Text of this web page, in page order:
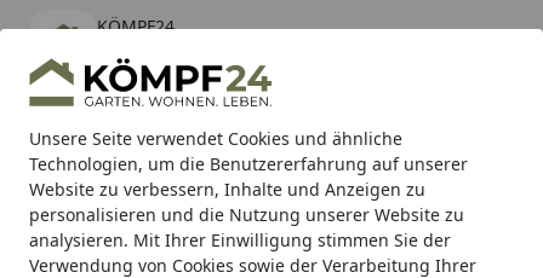
Unsere Seite verwendet Cookies und ähnliche
Technologien, um die Benutzererfahrung auf unserer
Website zu verbessern, Inhalte und Anzeigen zu
personalisieren und die Nutzung unserer Website zu
analysieren. Mit Ihrer Einwilligung stimmen Sie der
Verwendung von Cookies sowie der Verarbeitung Ihrer
KÖMPF24
kostenlos - Im App Store
Hotline
Alle Produkte
Mein Konto
Suchen
Karibu Pools inkl. gratis Sandfilteranlage & Pool-